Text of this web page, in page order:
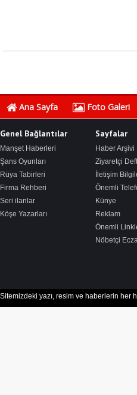
Ana Sayfa Foto Galeri
Genel Bağlantılar
Manşet Haberleri
Şans Oyunları
Rüya Tabirleri
Firma Rehberi
Seri ilanlar
Köşe Yazarları
Sayfalar
Haber Arşivi
Ziyaretçi
İletişim
Önemli
Künye
Reklam
Önemli
Nöbetçi
Sitemizdeki yazı, resim ve haberlerin her